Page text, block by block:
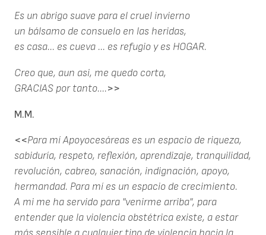
Es un abrigo suave para el cruel invierno
un bálsamo de consuelo en las heridas,
es casa... es cueva ... es refugio y es HOGAR.
Creo que, aun asi, me quedo corta,
GRACIAS por tanto....>>
M.M.
<<Para mí Apoyocesáreas es un espacio de riqueza,
sabiduría, respeto, reflexión, aprendizaje, tranquilidad,
revolución, cabreo, sanación, indignación, apoyo,
hermandad. Para mí es un espacio de crecimiento.
A mi me ha servido para "venirme arriba", para
entender que la violencia obstétrica existe, a estar